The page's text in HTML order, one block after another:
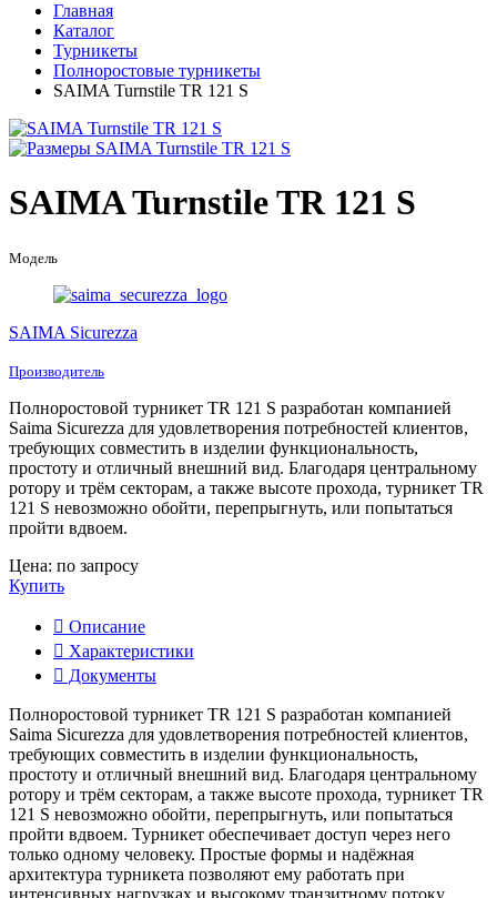
Главная
Каталог
Турникеты
Полноростовые турникеты
SAIMA Turnstile TR 121 S
SAIMA Turnstile TR 121 S
Модель
SAIMA Sicurezza
Производитель
Полноростовой турникет TR 121 S разработан компанией
Saima Sicurezza для удовлетворения потребностей клиентов,
требующих совместить в изделии функциональность,
простоту и отличный внешний вид. Благодаря центральному
ротору и трём секторам, а также высоте прохода, турникет TR
121 S невозможно обойти, перепрыгнуть, или попытаться
пройти вдвоем.
Цена: по запросу
Купить
Описание
Характеристики
Документы
Полноростовой турникет TR 121 S разработан компанией
Saima Sicurezza для удовлетворения потребностей клиентов,
требующих совместить в изделии функциональность,
простоту и отличный внешний вид. Благодаря центральному
ротору и трём секторам, а также высоте прохода, турникет TR
121 S невозможно обойти, перепрыгнуть, или попытаться
пройти вдвоем. Турникет обеспечивает доступ через него
только одному человеку. Простые формы и надёжная
архитектура турникета позволяют ему работать при
интенсивных нагрузках и высокому транзитному потоку